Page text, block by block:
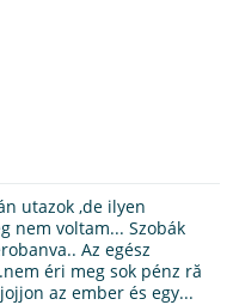
utazok ,de ilyen
nem voltam... Szobák
Az egész
éri meg sok pénz ră
az ember és egy...